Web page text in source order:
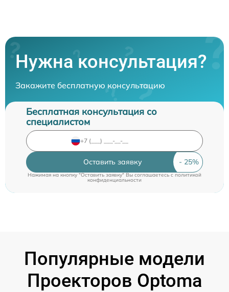
Нужна консультация?
Закажите бесплатную консультацию
Бесплатная консультация со
специалистом
Оставить заявку
Нажимая на кнопку "Оставить заявку" Вы соглашаетесь cполитикой
конфиденциальности
Популярные модели
Проекторов Optoma